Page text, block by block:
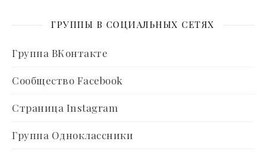
ГРУППЫ В СОЦИАЛЬНЫХ СЕТЯХ
Группа ВКонтакте
Сообщество Facebook
Страница Instagram
Группа Одноклассники